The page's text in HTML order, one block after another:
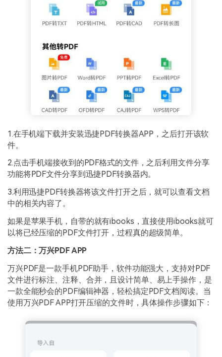
1.在手机端下载并安装迅捷PDF转换器APP，之后打开该软
件。
2.点击手机端接收到的PDF格式的文件，之后利用文件分享
功能将PDF文件分享到迅捷PDF转换器内。
3.利用迅捷PDF转换器将该文件打开之后，就可以查看文档
中的相关内容了。
如果是苹果手机，自带的就有ibooks，直接使用ibooks就可
以将已经压缩的PDF文件打开，过程真的超级简单。
方法二：万兴PDF APP
万兴PDF是一款手机PDF助手，软件功能强大，支持对PDF
文件进行标注、注释、合并，且设计简单、易上手操作，是
一款全能秒会的PDF编辑神器，轻松搞定PDF文档阅读。当
使用万兴PDF APP打开压缩的文件时，具体操作步骤如下：